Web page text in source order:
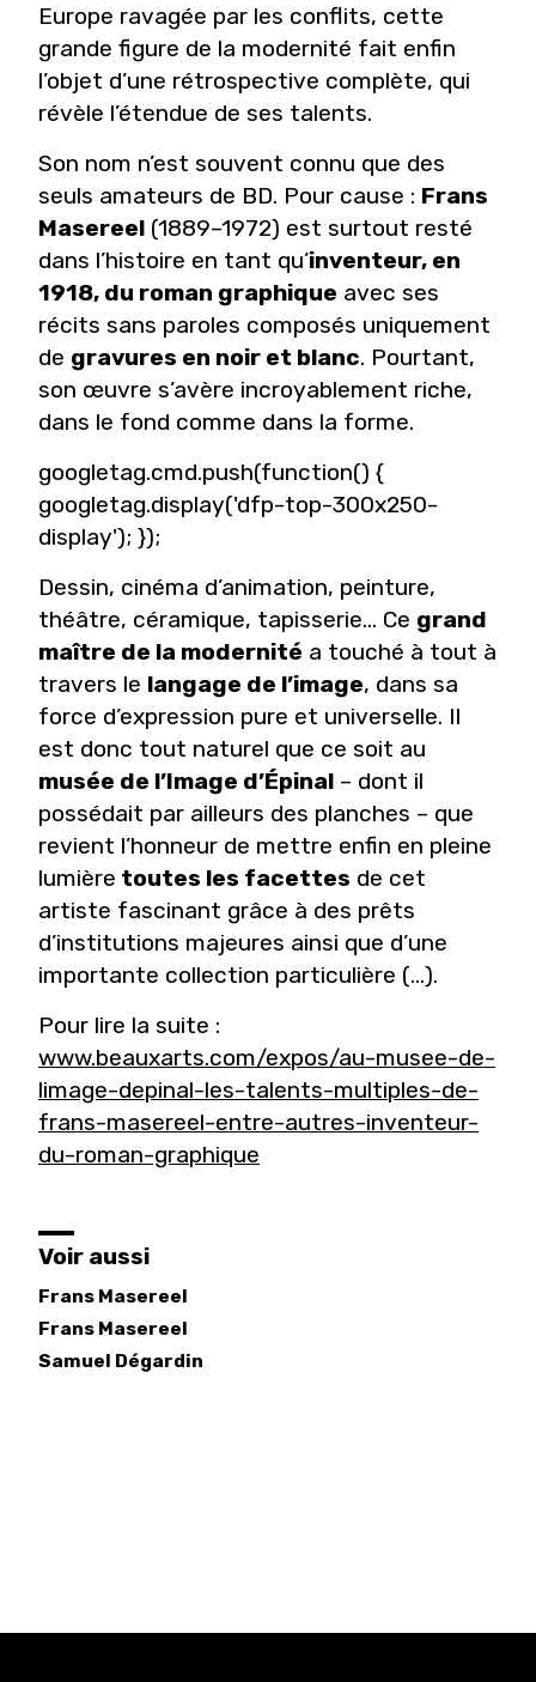
Europe ravagée par les conflits, cette
grande figure de la modernité fait enfin
l’objet d’une rétrospective complète, qui
révèle l’étendue de ses talents.
Son nom n’est souvent connu que des
seuls amateurs de BD. Pour cause : Frans
Masereel (1889–1972) est surtout resté
dans l’histoire en tant qu’inventeur, en
1918, du roman graphique avec ses
récits sans paroles composés uniquement
de gravures en noir et blanc. Pourtant,
son œuvre s’avère incroyablement riche,
dans le fond comme dans la forme.
googletag.cmd.push(function() {
googletag.display('dfp-top-300x250-
display'); });
Dessin, cinéma d’animation, peinture,
théâtre, céramique, tapisserie… Ce grand
maître de la modernité a touché à tout à
travers le langage de l’image, dans sa
force d’expression pure et universelle. Il
est donc tout naturel que ce soit au
musée de l’Image d’Épinal – dont il
possédait par ailleurs des planches – que
revient l’honneur de mettre enfin en pleine
lumière toutes les facettes de cet
artiste fascinant grâce à des prêts
d’institutions majeures ainsi que d’une
importante collection particulière (...).
Pour lire la suite :
www.beauxarts.com/expos/au-musee-de-
limage-depinal-les-talents-multiples-de-
frans-masereel-entre-autres-inventeur-
du-roman-graphique
Voir aussi
Frans Masereel
Frans Masereel
Samuel Dégardin